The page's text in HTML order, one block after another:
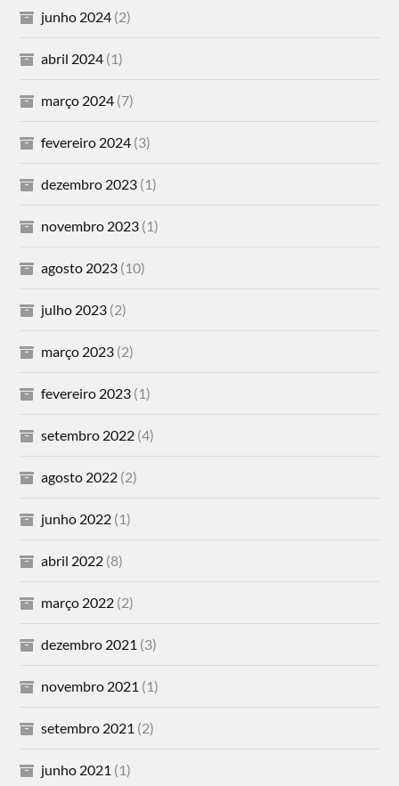
junho 2024 (2)
abril 2024 (1)
março 2024 (7)
fevereiro 2024 (3)
dezembro 2023 (1)
novembro 2023 (1)
agosto 2023 (10)
julho 2023 (2)
março 2023 (2)
fevereiro 2023 (1)
setembro 2022 (4)
agosto 2022 (2)
junho 2022 (1)
abril 2022 (8)
março 2022 (2)
dezembro 2021 (3)
novembro 2021 (1)
setembro 2021 (2)
junho 2021 (1)